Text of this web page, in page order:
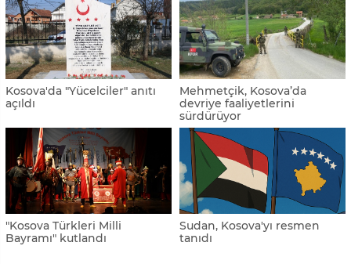
Kosova'da "Yücelciler" anıtı
açıldı
Mehmetçik, Kosova’da
devriye faaliyetlerini
sürdürüyor
"Kosova Türkleri Milli
Bayramı" kutlandı
Sudan, Kosova'yı resmen
tanıdı